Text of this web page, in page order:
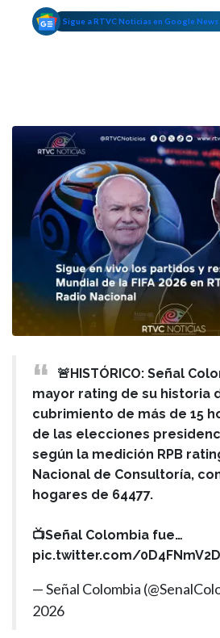
Sigue a RTVC Noticias en Google
🚨HISTÓRICO: Señal
mayor rating de su historia
cubrimiento de más de 15
de las elecciones
según la medición RPB
Nacional de Consultoría,
hogares de 64477.
📺Señal Colombia fue…
pic.twitter.com/
— Señal Colombia
2026